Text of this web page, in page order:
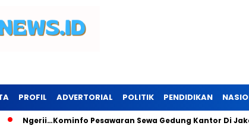
PROFIL ADVERTORIAL POLITIK PENDIDIKAN
Pesawaran Sewa Gedung Kantor Di Jakarta 618